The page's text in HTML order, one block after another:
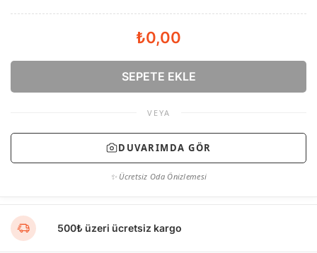
₺0,00
SEPETE EKLE
VEYA
DUVARIMDA GÖR
✨ Ücretsiz Oda Önizlemesi
500₺ üzeri ücretsiz kargo